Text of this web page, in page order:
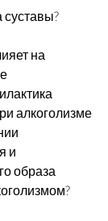
суставы?
на
алкоголизме
и
образа